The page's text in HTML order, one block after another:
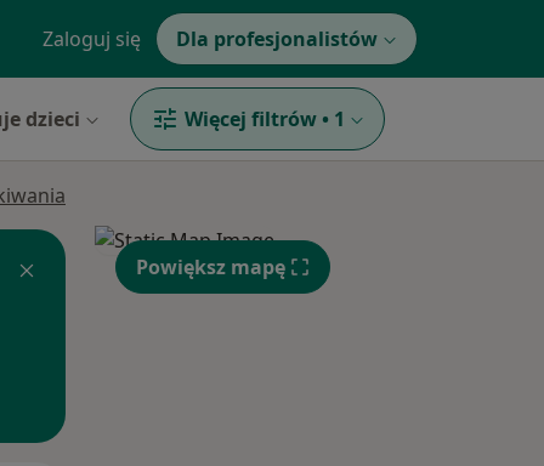
Zaloguj się Dla profesjonalistów
dzieci Więcej filtrów • 1
Powiększ mapę